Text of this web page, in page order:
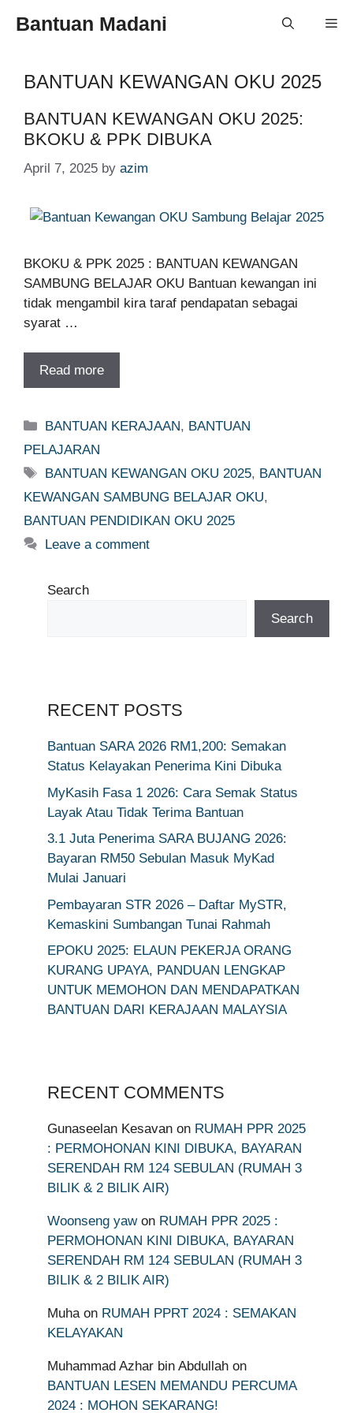
Bantuan Madani
BANTUAN KEWANGAN OKU 2025
BANTUAN KEWANGAN OKU 2025:
BKOKU & PPK DIBUKA
April 7, 2025 by azim
BKOKU & PPK 2025 : BANTUAN KEWANGAN
SAMBUNG BELAJAR OKU Bantuan kewangan ini
tidak mengambil kira taraf pendapatan sebagai
syarat …
Read more
Categories
BANTUAN KERAJAAN, BANTUAN
PELAJARAN
Tags
BANTUAN KEWANGAN OKU 2025, BANTUAN
KEWANGAN SAMBUNG BELAJAR OKU,
BANTUAN PENDIDIKAN OKU 2025
Leave a comment
Search
Search
RECENT POSTS
Bantuan SARA 2026 RM1,200: Semakan
Status Kelayakan Penerima Kini Dibuka
MyKasih Fasa 1 2026: Cara Semak Status
Layak Atau Tidak Terima Bantuan
3.1 Juta Penerima SARA BUJANG 2026:
Bayaran RM50 Sebulan Masuk MyKad
Mulai Januari
Pembayaran STR 2026 – Daftar MySTR,
Kemaskini Sumbangan Tunai Rahmah
EPOKU 2025: ELAUN PEKERJA ORANG
KURANG UPAYA, PANDUAN LENGKAP
UNTUK MEMOHON DAN MENDAPATKAN
BANTUAN DARI KERAJAAN MALAYSIA
RECENT COMMENTS
Gunaseelan Kesavan on RUMAH PPR 2025
: PERMOHONAN KINI DIBUKA, BAYARAN
SERENDAH RM 124 SEBULAN (RUMAH 3
BILIK & 2 BILIK AIR)
Woonseng yawon RUMAH PPR 2025 :
PERMOHONAN KINI DIBUKA, BAYARAN
SERENDAH RM 124 SEBULAN (RUMAH 3
BILIK & 2 BILIK AIR)
Muhaon RUMAH PPRT 2024 : SEMAKAN
KELAYAKAN
Muhammad Azhar bin Abdullah on
BANTUAN LESEN MEMANDU PERCUMA
2024 : MOHON SEKARANG!